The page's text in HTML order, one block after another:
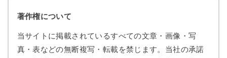
著作権について
当サイトに掲載されているすべての文章・画像・写
真・表などの無断複写・転載を禁じます。当社の承諾